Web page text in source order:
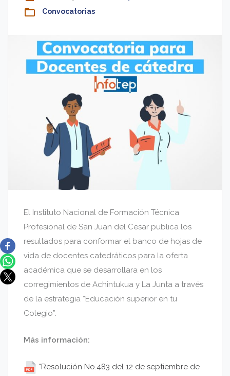
folder_open Convocatorias
El Instituto Nacional de Formación Técnica
Profesional de San Juan del Cesar publica los
resultados para conformar el banco de hojas de
vida de docentes catedráticos para la oferta
académica que se desarrollara en los
corregimientos de Achintukua y La Junta a través
de la estrategia “Educación superior en tu
Colegio”.
Más información:
“Resolución No.483 del 12 de septiembre de